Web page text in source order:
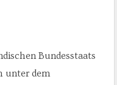
Bundesstaats
unter dem